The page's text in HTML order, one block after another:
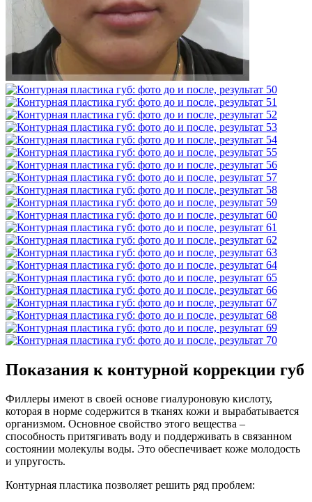
Показания к контурной коррекции губ
Филлеры имеют в своей основе гиалуроновую кислоту,
которая в норме содержится в тканях кожи и вырабатывается
организмом. Основное свойство этого вещества –
способность притягивать воду и поддерживать в связанном
состоянии молекулы воды. Это обеспечивает коже молодость
и упругость.
Контурная пластика позволяет решить ряд проблем: